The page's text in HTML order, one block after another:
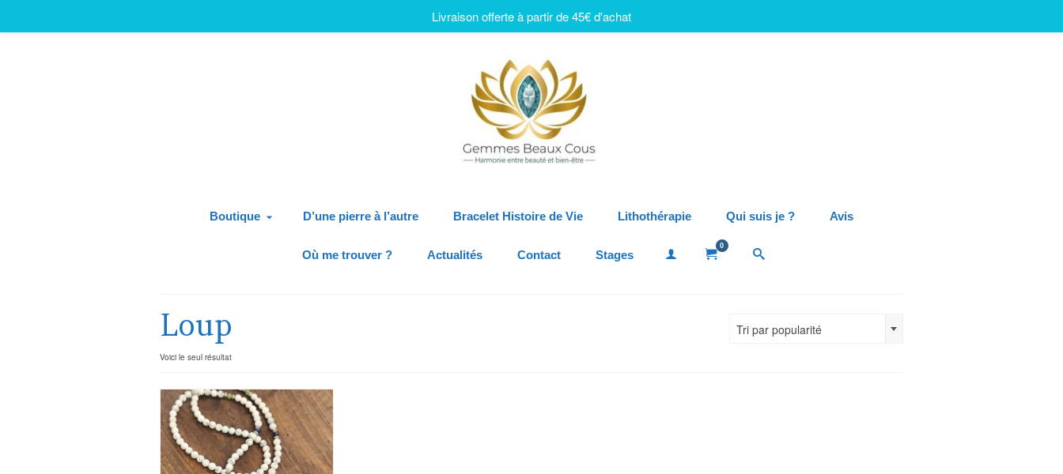
Boutique D’une pierre à l’autre Bracelet Histoire de Vie Lithothérapie Qui suis je ? Avis
Où me trouver ? Actualités Contact Stages
0
Loup
Voici le seul résultat
Tri par popularité
Livraison offerte à partir de 45€ d'achat